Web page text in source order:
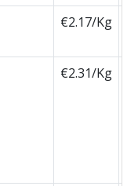
€2.17/Kg
€2.31/Kg